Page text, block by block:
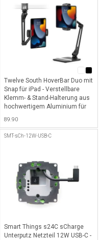
Twelve South HoverBar Duo mit
Snap für iPad - Verstellbare
Klemm- & Stand-Halterung aus
hochwertigem Aluminium für
89.90
SMT-sCh-12W-USB-C
Smart Things s24C sCharge
Unterputz Netzteil 12W USB-C -